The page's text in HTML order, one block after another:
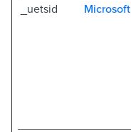
_uetsid Microsoft